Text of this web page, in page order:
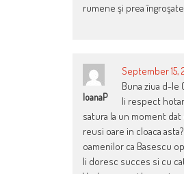
rumene şi prea
IoanaP
September 15,
Buna ziua d-le
Ii respect
satura la un moment
reusi oare in cloaca
oamenilor ca Basescu
Ii doresc succes si cu